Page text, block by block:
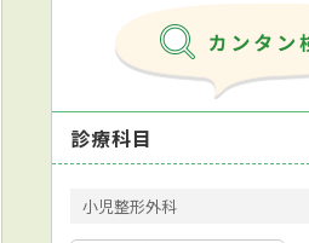
診療科目
小児整形外科